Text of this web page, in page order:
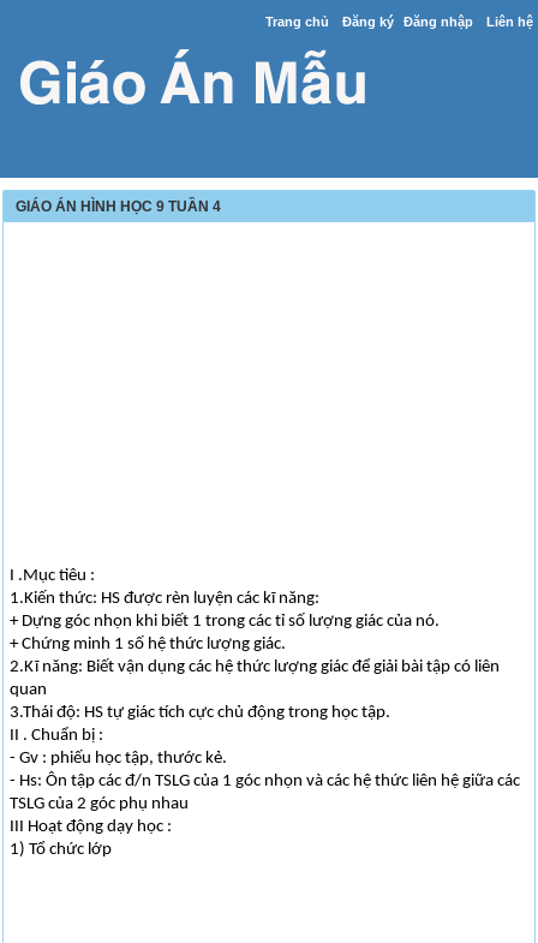
Trang chủ Đăng ký Đăng nhập Liên hệ
GIÁO ÁN HÌNH HỌC 9 TUẦN 4
I .Mục tiêu :
1.Kiến thức: HS được rèn luyện các kĩ năng:
+ Dựng góc nhọn khi biết 1 trong các tỉ số lượng giác của nó.
+ Chứng minh 1 số hệ thức lượng giác.
2.Kĩ năng: Biết vận dụng các hệ thức lượng giác để giải bài tập có liên
quan
3.Thái độ: HS tự giác tích cực chủ động trong học tập.
II . Chuẩn bị :
- Gv : phiếu học tập, thước kẻ.
- Hs: Ôn tập các đ/n TSLG của 1 góc nhọn và các hệ thức liên hệ giữa các
TSLG của 2 góc phụ nhau
III Hoạt động dạy học :
1) Tổ chức lớp